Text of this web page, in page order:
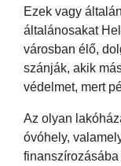
Ezek vagy
általánosakat
városban élő,
szánják, akik
védelmet, mert
Az olyan
óvóhely,